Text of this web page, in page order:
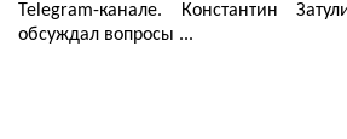
Telegram-канале. Константин
обсуждал вопросы ...